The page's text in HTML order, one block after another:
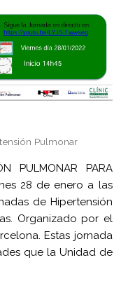
Pulmonar
PULMONAR PARA
28 de enero a las
de Hipertensión
Organizado por el
Estas jornada
que la Unidad de